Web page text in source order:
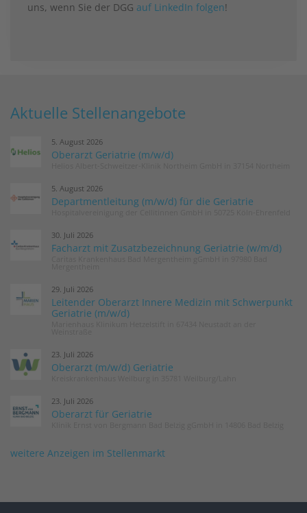
uns, wenn Sie der DGG auf LinkedIn folgen!
Aktuelle Stellenangebote
5. August 2026
Oberarzt Geriatrie (m/w/d)
5. August 2026
Departmentleitung (m/w/d) für die Geriatrie
30. Juli 2026
Facharzt mit Zusatzbezeichnung Geriatrie (w/m/d)
29. Juli 2026
Leitender Oberarzt Innere Medizin mit Schwerpunkt
Geriatrie (m/w/d)
23. Juli 2026
Oberarzt (m/w/d) Geriatrie
23. Juli 2026
Oberarzt für Geriatrie
weitere Anzeigen im Stellenmarkt